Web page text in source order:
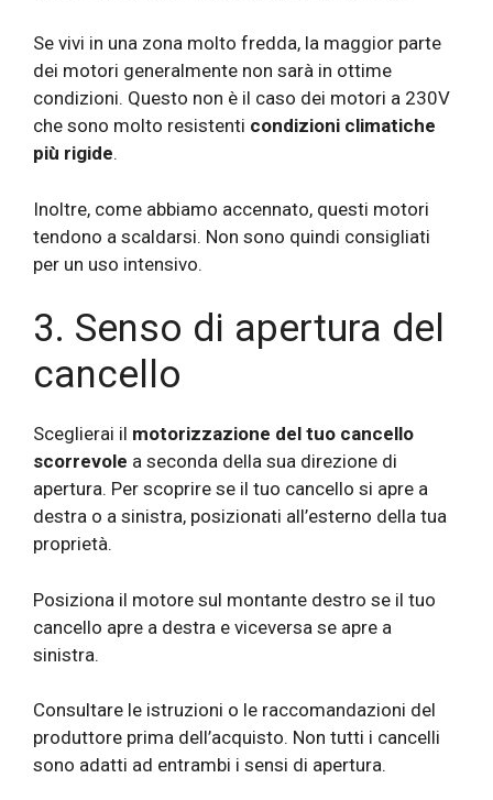
Se vivi in ​​una zona molto fredda, la maggior parte
dei motori generalmente non sarà in ottime
condizioni. Questo non è il caso dei motori a 230V
che sono molto resistenti condizioni climatiche
più rigide.
Inoltre, come abbiamo accennato, questi motori
tendono a scaldarsi. Non sono quindi consigliati
per un uso intensivo.
3. Senso di apertura del
cancello
Sceglierai il motorizzazione del tuo cancello
scorrevole a seconda della sua direzione di
apertura. Per scoprire se il tuo cancello si apre a
destra o a sinistra, posizionati all’esterno della tua
proprietà.
Posiziona il motore sul montante destro se il tuo
cancello apre a destra e viceversa se apre a
sinistra.
Consultare le istruzioni o le raccomandazioni del
produttore prima dell’acquisto. Non tutti i cancelli
sono adatti ad entrambi i sensi di apertura.